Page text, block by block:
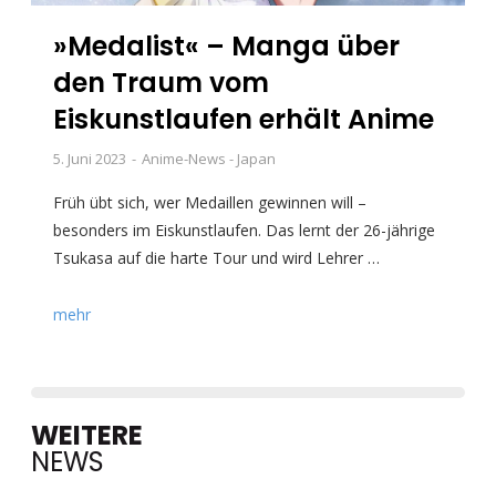
»Medalist« – Manga über
den Traum vom
Eiskunstlaufen erhält Anime
5. Juni 2023 Anime-News - Japan
Früh übt sich, wer Medaillen gewinnen will –
besonders im Eiskunstlaufen. Das lernt der 26-jährige
Tsukasa auf die harte Tour und wird Lehrer …
mehr
WEITERE
NEWS